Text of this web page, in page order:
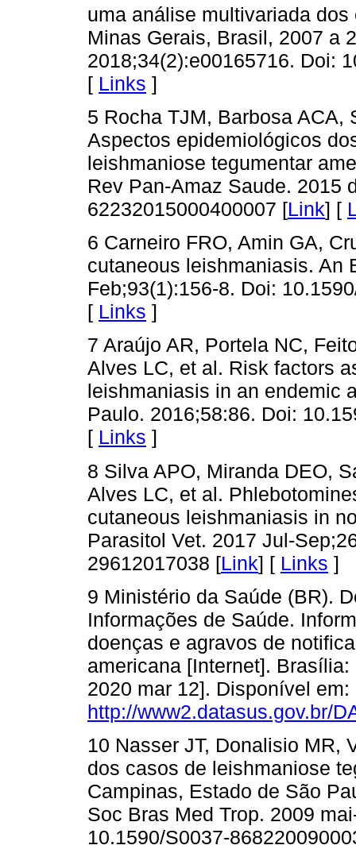
uma análise multivariada
Minas Gerais, Brasil, 2007 a
2018;34(2):e00165716. Doi:
[ Links ]
5 Rocha TJM, Barbosa ACA,
Aspectos epidemiológicos
leishmaniose tegumentar
Rev Pan-Amaz Saude. 2015
62232015000400007 [Link] [
6 Carneiro FRO, Amin GA,
cutaneous leishmaniasis. An
Feb;93(1):156-8. Doi:
[ Links ]
7 Araújo AR, Portela NC,
Alves LC, et al. Risk factors
leishmaniasis in an endemic
Paulo. 2016;58:86. Doi:
[ Links ]
8 Silva APO, Miranda DEO,
Alves LC, et al.
cutaneous leishmaniasis in
Parasitol Vet. 2017 Jul-
29612017038 [Link] [ Links ]
9 Ministério da Saúde (BR).
Informações de Saúde.
doenças e agravos de
americana [Internet].
2020 mar 12]. Disponível
http://www2.datasus.gov.br/
10 Nasser JT, Donalisio MR,
dos casos de leishmaniose
Campinas, Estado de São
Soc Bras Med Trop. 2009
10.1590/S0037-